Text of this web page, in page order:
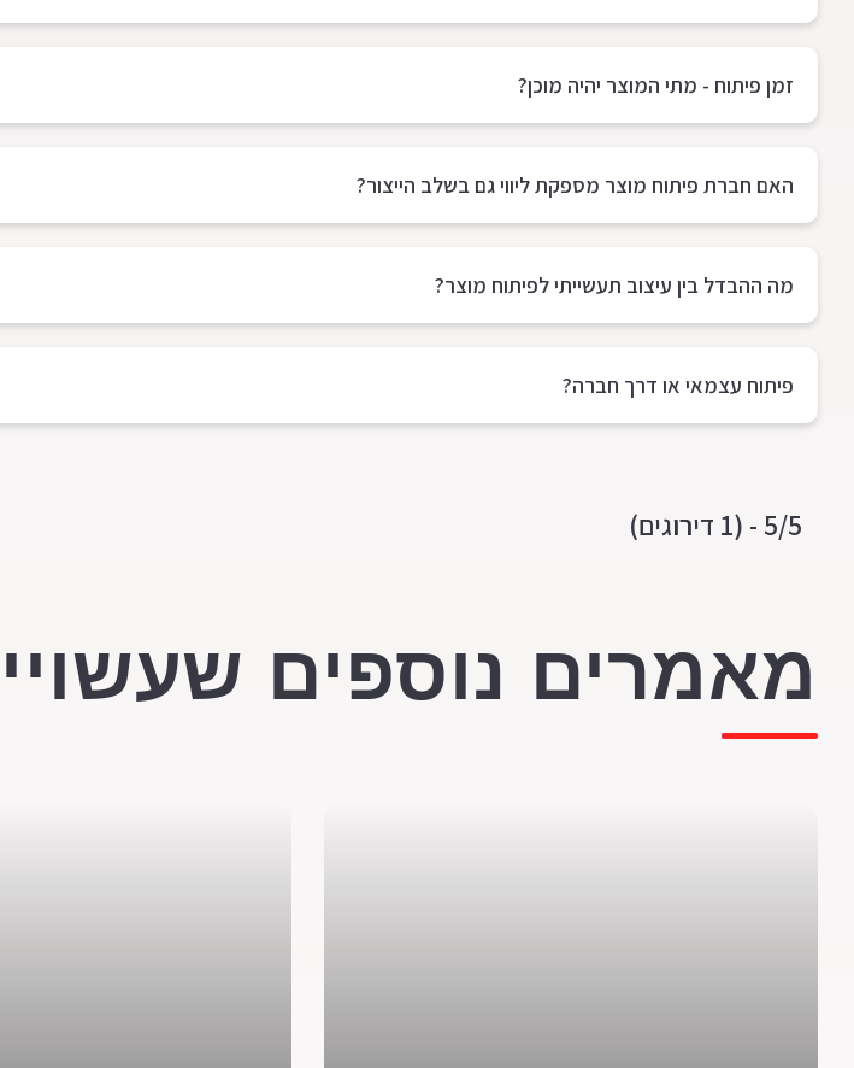
זמן פיתוח - מתי המוצר יהיה מוכן?
האם חברת פיתוח מוצר מספקת ליווי גם בשלב הייצור?
מה ההבדל בין עיצוב תעשייתי לפיתוח מוצר?
פיתוח עצמאי או דרך חברה?
5/5 - (1 דירוגים)
מאמרים נוספים